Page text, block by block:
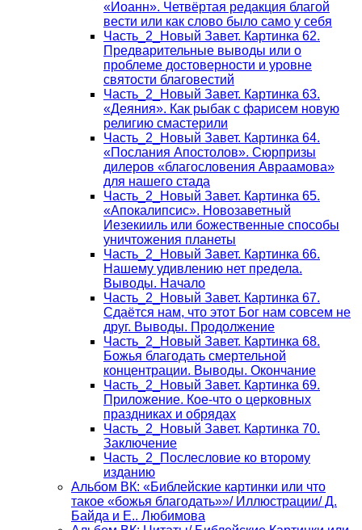
«Иоанн». Четвёртая редакция благой
вести или как слово было само у себя
Часть_2_Новый Завет. Картинка 62.
Предварительные выводы или о
проблеме достоверности и уровне
святости благовестий
Часть_2_Новый Завет. Картинка 63.
«Деяния». Как рыбак с фарисем новую
религию смастерили
Часть_2_Новый Завет. Картинка 64.
«Послания Апостолов». Сюрпризы
дилеров «благословения Авраамова»
для нашего стада
Часть_2_Новый Завет. Картинка 65.
«Апокалипсис». Новозаветный
Иезекииль или божественные способы
уничтожения планеты
Часть_2_Новый Завет. Картинка 66.
Нашему удивлению нет предела.
Выводы. Начало
Часть_2_Новый Завет. Картинка 67.
Сдаётся нам, что этот Бог нам совсем не
друг. Выводы. Продолжение
Часть_2_Новый Завет. Картинка 68.
Божья благодать смертельной
концентрации. Выводы. Окончание
Часть_2_Новый Завет. Картинка 69.
Приложение. Кое-что о церковных
праздниках и обрядах
Часть_2_Новый Завет. Картинка 70.
Заключение
Часть_2_Послесловие ко второму
изданию
Альбом ВК: «Библейские картинки или что
такое «божья благодать»»/ Иллюстрации/ Д.
Байда и Е.. Любимова